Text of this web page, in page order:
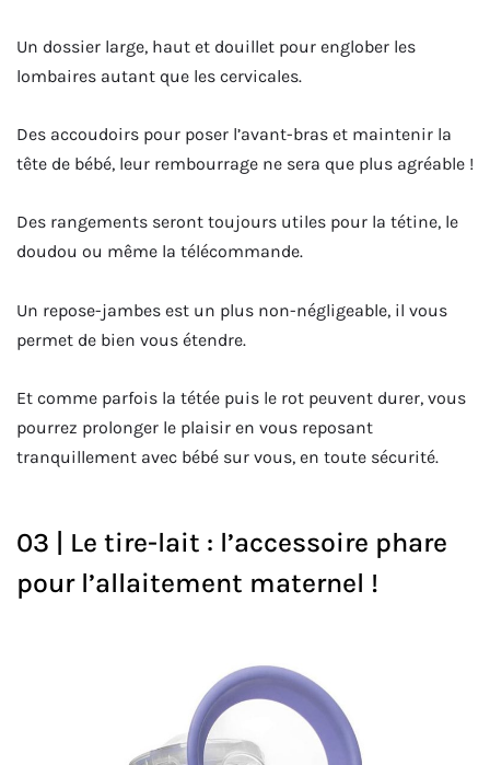
Un dossier large, haut et douillet pour englober les
lombaires autant que les cervicales.
Des accoudoirs pour poser l’avant-bras et maintenir la
tête de bébé, leur rembourrage ne sera que plus agréable !
Des rangements seront toujours utiles pour la tétine, le
doudou ou même la télécommande.
Un repose-jambes est un plus non-négligeable, il vous
permet de bien vous étendre.
Et comme parfois la tétée puis le rot peuvent durer, vous
pourrez prolonger le plaisir en vous reposant
tranquillement avec bébé sur vous, en toute sécurité.
03 | Le tire-lait : l’accessoire phare
pour l’allaitement maternel !